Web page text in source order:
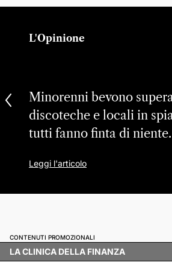
L'Opinione
Minorenni bevono
discoteche e locali in
tutti fanno finta di
Leggi l'articolo
CONTENUTI PROMOZIONALI
LA CLINICA DELLA FINANZA